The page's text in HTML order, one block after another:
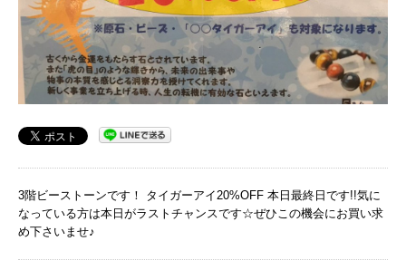
3階ビーストーンです！ タイガーアイ20%OFF 本日最終日です!!気に
なっている方は本日がラストチャンスです☆ぜひこの機会にお買い求
め下さいませ♪